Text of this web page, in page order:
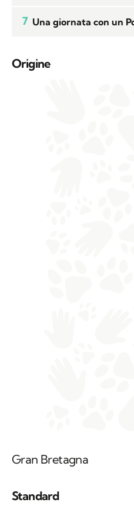
7 Una giornata con un
Origine
Gran Bretagna
Standard